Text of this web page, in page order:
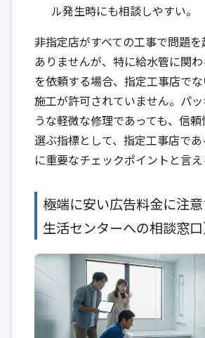
ル発生時にも相談しやすい。
非指定店がすべての工事で問題
ありませんが、特に給水管に関
を依頼する場合、指定工事店で
施工が許可されていません。パ
うな軽微な修理であっても、信
選ぶ指標として、指定工事店で
に重要なチェックポイントと言え
極端に安い広告料金に注
生活センターへの相談窓口